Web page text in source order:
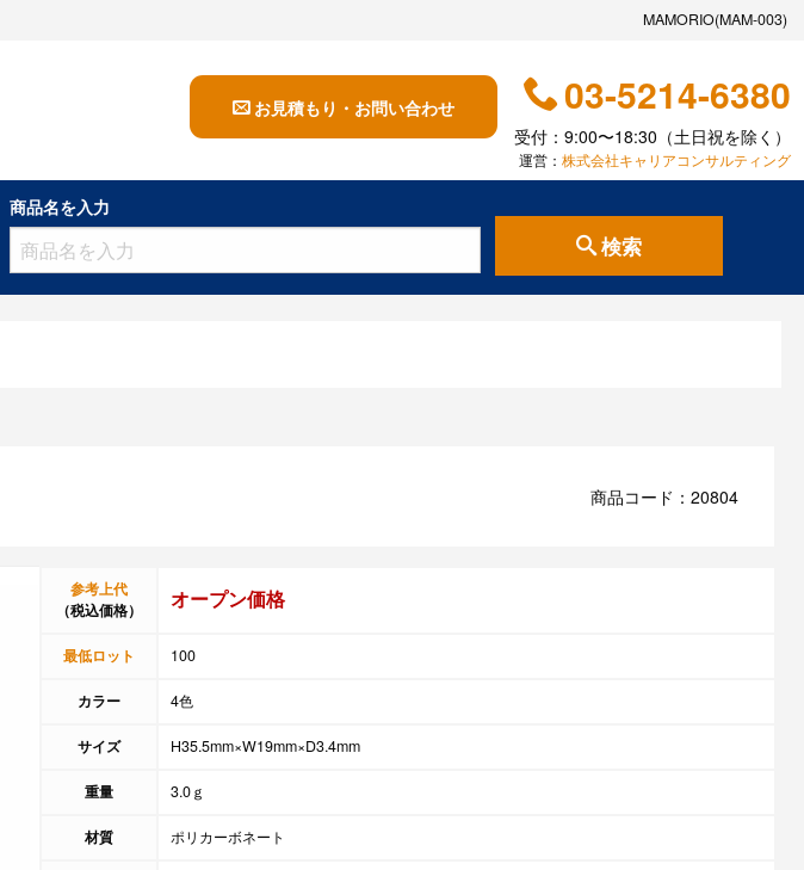
MAMORIO(MAM-003)
お見積もり・お問い合わせ 03-5214-6380
受付：9:00〜18:30（土日祝を除く）
運営：株式会社キャリアコンサルティング
商品名を入力
検索
商品コード：20804
参考上代
（税込価格）
オープン価格
最低ロット 100
カラー 4色
サイズ H35.5mm×W19mm×D3.4mm
重量 3.0ｇ
材質 ポリカーボネート